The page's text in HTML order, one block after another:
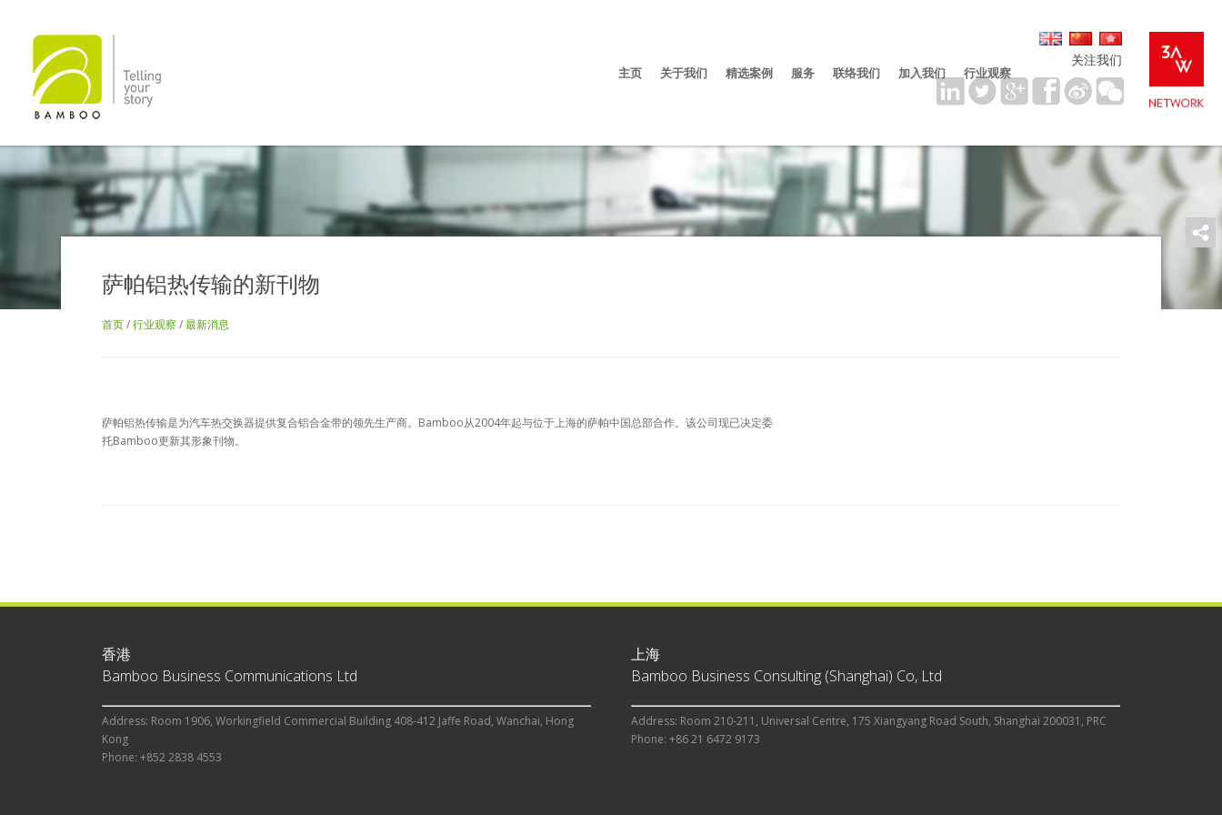
主页 关于我们 精选案例 服务 联络我们 加入我们 行业观察
关注我们
萨帕铝热传输的新刊物
首页/行业观察 /最新消息
萨帕铝热传输是为汽车热交换器提供复合铝合金带的领先生产商。Bamboo从2004年起与位于上海的萨帕中国总部合作。该公司现已决定委
托Bamboo更新其形象刊物。
香港
Bamboo Business Communications Ltd
Address: Room 1906, Workingfield Commercial Building 408-412 Jaffe Road, Wanchai, Hong
Kong
Phone: +852 2838 4553
上海
Bamboo Business Consulting (Shanghai) Co, Ltd
Address: Room 210-211, Universal Centre, 175 Xiangyang Road South, Shanghai 200031, PRC
Phone: +86 21 6472 9173